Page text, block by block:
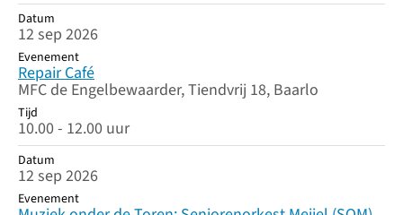
Datum
12 sep 2026
Evenement
Repair Café
MFC de Engelbewaarder, Tiendvrij 18, Baarlo
Tijd
10.00 - 12.00 uur
Datum
12 sep 2026
Evenement